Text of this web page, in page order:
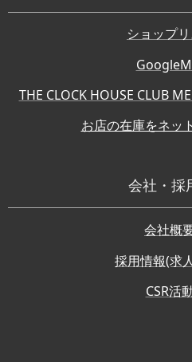
ショップ
THE CLOCK HOUSE CLUB
お店の在庫をネッ
会社・採
会社概
採用情報(求
CSR活